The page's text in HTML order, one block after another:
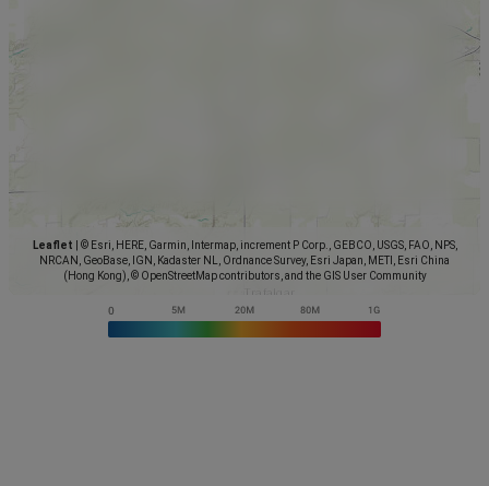
Leaflet
© Esri, HERE, Garmin, Intermap, increment P Corp., GEBCO, USGS, FAO, NPS,
NRCAN, GeoBase, IGN, Kadaster NL, Ordnance Survey, Esri Japan, METI, Esri China
(Hong Kong), © OpenStreetMap contributors, and the GIS User Community